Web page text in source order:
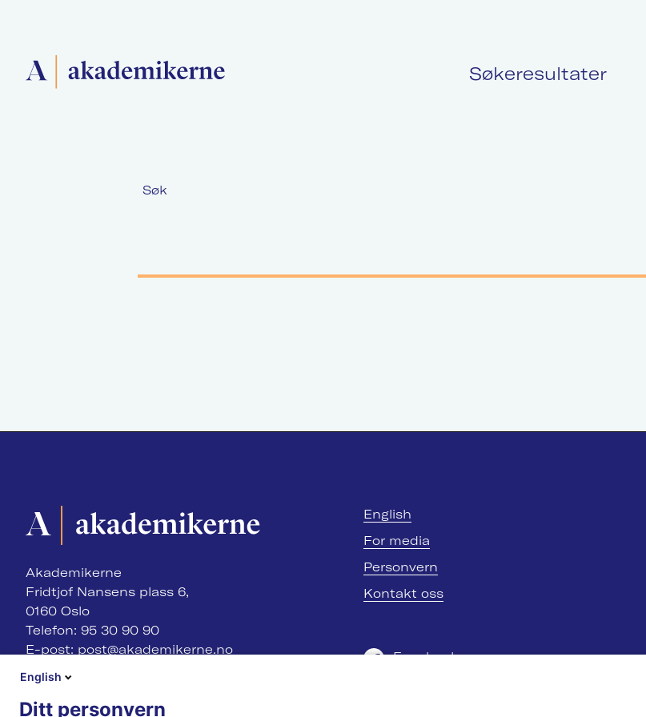
Søkeresultater
Akademikerne Pluss Nyheter
Søk
Akademikerne
Fridtjof Nansens plass 6,
0160 Oslo
Telefon: 95 30 90 90
E-post: post@akademikerne.no
English
For media
Personvern
Kontakt oss
Facebook
English
Ditt personvern